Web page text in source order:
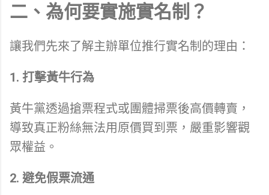
二、為何要實施實名制？
讓我們先來了解主辦單位推行實名制的理由：
1. 打擊黃牛行為
黃牛黨透過搶票程式或團體掃票後高價轉賣，
導致真正粉絲無法用原價買到票，嚴重影響觀
眾權益。
2. 避免假票流通